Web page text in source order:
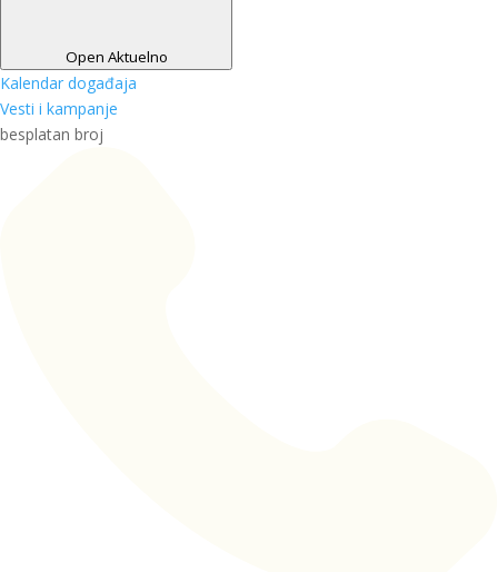
Open Aktuelno
Kalendar događaja
Vesti i kampanje
besplatan broj